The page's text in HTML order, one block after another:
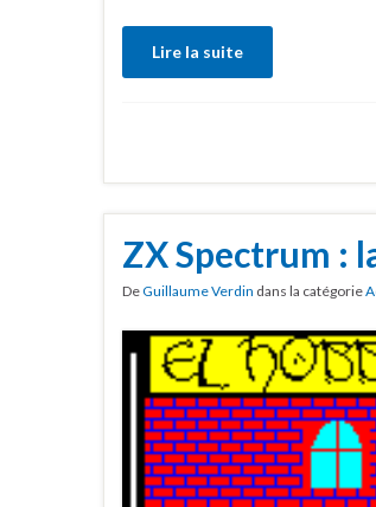
Lire la suite
ZX Spectrum :
DeGuillaume Verdin dans la catégorie